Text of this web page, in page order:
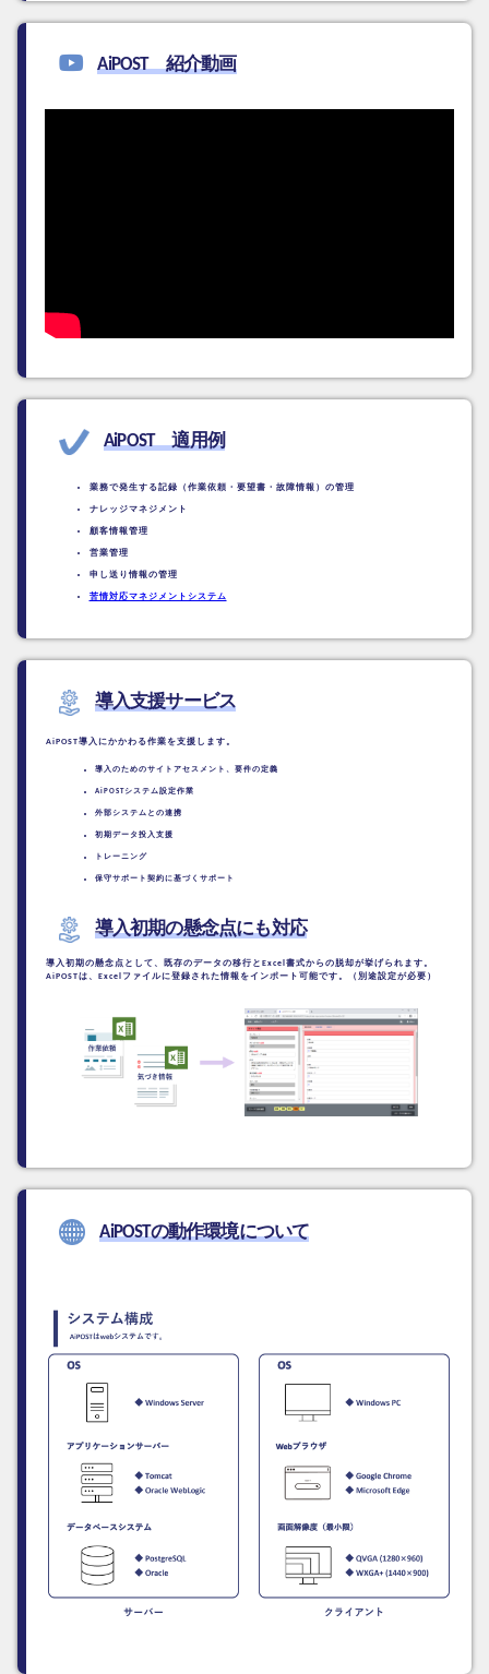
AiPOST 紹介動画
AiPOST 適用例
業務で発生する記録 （作業依頼・要望書・故障情報）の管理
ナレッジマネジメント
顧客情報管理
営業管理
申し送り情報の管理
苦情対応マネジメントシステム
導入支援サービス
AiPOST導入にかかわる作業を支援します。
導入のためのサイトアセスメント、要件の定義
AiPOSTシステム設定作業
外部システムとの連携
初期データ投入支援
トレーニング
保守サポート契約に基づくサポート
導入初期の懸念点にも対応
導入初期の懸念点として、既存のデータの移行とExcel書式からの脱却が挙げられます。
AiPOSTは、Excelファイルに登録された情報をインポート可能です。（別途設定が必要）
AiPOSTの動作環境について